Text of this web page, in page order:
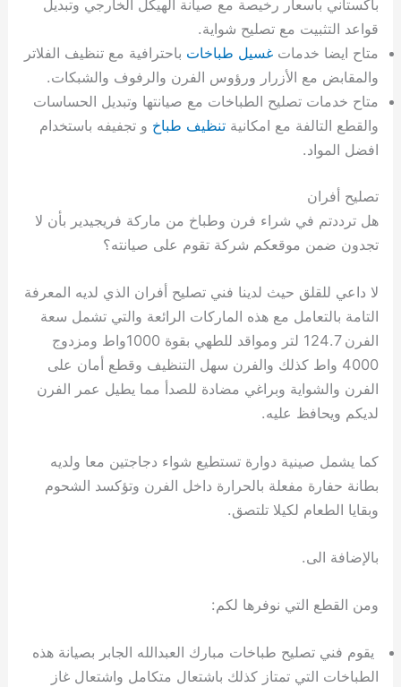
باكستاني بأسعار رخيصة مع صيانة الهيكل الخارجي وتبديل
قواعد التثبيت مع تصليح شواية.
متاح ايضا خدماتغسيل طباخات باحترافية مع تنظيف الفلاتر
والمقابض مع الأزرار ورؤوس الفرن والرفوف والشبكات.
متاح خدمات تصليح الطباخات مع صيانتها وتبديل الحساسات
والقطع التالفة مع امكانيةتنظيف طباخ و تجفيفه باستخدام
افضل المواد.
تصليح أفران
هل ترددتم في شراء فرن وطباخ من ماركة فريجيدير بأن لا
تجدون ضمن موقعكم شركة تقوم على صيانته؟
لا داعي للقلق حيث لدينا فني تصليح أفران الذي لديه المعرفة
التامة بالتعامل مع هذه الماركات الرائعة والتي تشمل سعة
الفرن 124.7 لتر ومواقد للطهي بقوة 1000واط ومزدوج
4000 واط كذلك والفرن سهل التنظيف وقطع أمان على
الفرن والشواية وبراغي مضادة للصدأ مما يطيل عمر الفرن
لديكم ويحافظ عليه.
كما يشمل صينية دوارة تستطيع شواء دجاجتين معا ولديه
بطانة حفارة مفعلة بالحرارة داخل الفرن وتؤكسد الشحوم
وبقايا الطعام لكيلا تلتصق.
بالإضافة الى.
ومن القطع التي نوفرها لكم:
يقوم فني تصليح طباخات مبارك العبدالله الجابر بصيانة هذه
الطباخات التي تمتاز كذلك باشتعال متكامل واشتعال غاز